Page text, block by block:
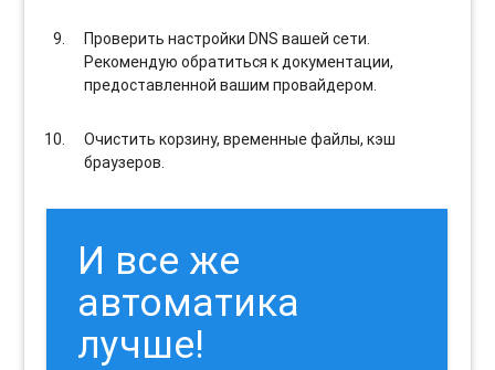
Проверить настройки DNS вашей сети.
Рекомендую обратиться к документации,
предоставленной вашим провайдером.
Очистить корзину, временные файлы, кэш
браузеров.
И все же
автоматика
лучше!